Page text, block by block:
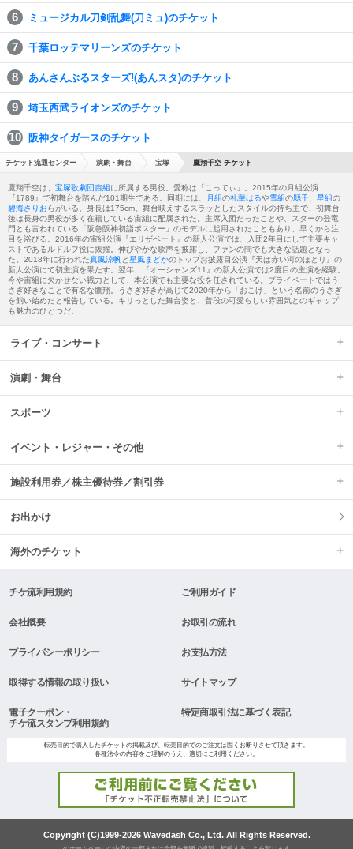
ミュージカル刀剣乱舞(刀ミュ)のチケット
千葉ロッテマリーンズのチケット
あんさんぶるスターズ!(あんスタ)のチケット
埼玉西武ライオンズのチケット
阪神タイガースのチケット
チケット流通センター 演劇・舞台 宝塚 鷹翔千空 チケット
鷹翔千空は、 宝塚歌劇団宙組に所属する男役。愛称は「こってぃ」。2015年の月組公演
『1789』で初舞台を踏んだ101期生である。同期には、
月組の礼華はるや雪組の縣千 星組の
碧海さりおらがいる。身長は175cm。舞台映えするスラッとしたスタイルの持ち主で、初舞台
後は長身の男役が多く在籍している宙組に配属された。主席入団だったことや、スターの登竜
門とも言われている「阪急阪神初詣ポスター」のモデルに起用されたこともあり、早くから注
目を浴びる。2016年の宙組公演『エリザベート』の新人公演では、入団2年目にして主要キャ
ストであるルドルフ役に抜擢。伸びやかな歌声を披露し、ファンの間でも大きな話題となっ
た。2018年に行われた真風涼帆と星風まどかのトップお披露目公演『天は赤い河のほとり』の
新人公演にて初主演を果たす。翌年、『オーシャンズ11』の新人公演では2度目の主演を経験。
今や宙組に欠かせない戦力として、本公演でも主要な役を任されている。プライベートではう
さぎ好きなことで有名な鷹翔。うさぎ好きが高じて2020年から「おこげ」という名前のうさぎ
を飼い始めたと報告している。キリっとした舞台姿と、普段の可愛らしい雰囲気とのギャップ
も魅力のひとつだ。
ライブ・コンサート
演劇・舞台
スポーツ
イベント・レジャー・その他
施設利用券／株主優待券／割引券
お出かけ
海外のチケット
チケ流利用規約 ご利用ガイド
会社概要 お取引の流れ
プライバシーポリシー お支払方法
取得する情報の取り扱い サイトマップ
電子クーポン・
チケ流スタンプ利用規約
特定商取引法に基づく表記
転売目的で購入したチケットの掲載及び、転売目的でのご注文は固くお断りさせて頂きます。
各種法令の内容をご理解のうえ、適切にご利用ください。
Copyright (C)1999-2026 Wavedash Co., Ltd. All Rights Reserved.